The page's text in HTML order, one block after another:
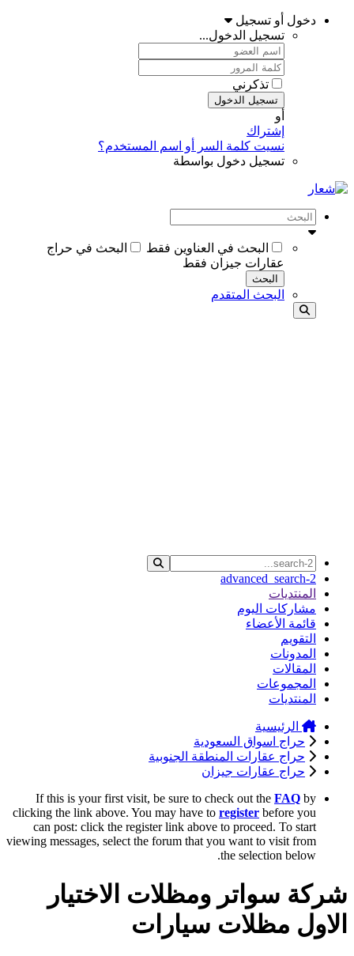
دخول أو تسجيل
تسجيل الدخول...
تذكرني
تسجيل الدخول
أو
إشتراك
نسيت كلمة السر أو اسم المستخدم؟
تسجيل دخول بواسطة
البحث في العناوين فقط
البحث في حراج
عقارات جيزان فقط
البحث
البحث المتقدم
advanced_search-2
المنتديات
مشاركات اليوم
قائمة الأعضاء
التقويم
المدونات
المقالات
المجموعات
المنتديات
الرئيسية
حراج اسواق السعودية
حراج عقارات المنطقة الجنوبية
حراج عقارات جيزان
If this is your first visit, be sure to check out the FAQ by
clicking the link above. You may have to register before you
can post: click the register link above to proceed. To start
viewing messages, select the forum that you want to visit from
the selection below.
شركة سواتر ومظلات الاختيار
الاول مظلات سيارات